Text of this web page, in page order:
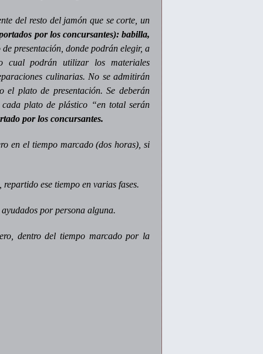
del resto del jamón que se corte, un
por los concursantes): babilla,
presentación, donde podrán elegir, a
podrán utilizar los materiales
culinarias. No se admitirán
plato de presentación. Se deberán
plato de plástico “en total serán
por los concursantes.
en el tiempo marcado (dos horas), si
ese tiempo en varias fases.
por persona alguna.
dentro del tiempo marcado por la